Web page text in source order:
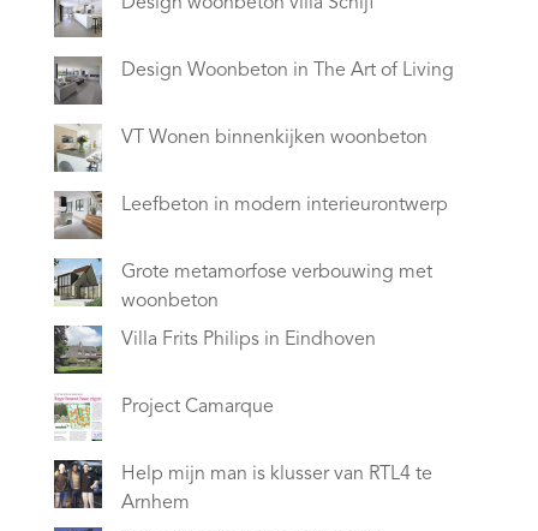
Design woonbeton villa Schijf
Design Woonbeton in The Art of Living
VT Wonen binnenkijken woonbeton
Leefbeton in modern interieurontwerp
Grote metamorfose verbouwing met
woonbeton
Villa Frits Philips in Eindhoven
Project Camarque
Help mijn man is klusser van RTL4 te
Arnhem